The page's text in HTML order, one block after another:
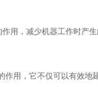
，减少机器工作时产生
用，它不仅可以有效地